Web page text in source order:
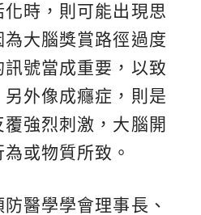
時，則可能出現思
大腦獎賞路徑過度
號當成重要，以致
外像成癮症，則是
強烈刺激，大腦開
或物質所致。
醫學學會理事長、